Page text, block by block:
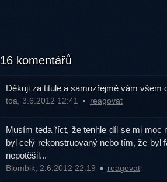
16 komentářů
Děkuji za titule a samozřejmě vám všem
toa, 3.6.2012 12:41 reagovat
Musím teda říct, že tenhle díl se mi moc
byl celý rekonstruovaný nebo tím, že byl
nepotěšil...
Blombik, 2.6.2012 22:19 reagovat